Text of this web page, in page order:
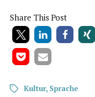
Share This Post
Kultur, Sprache